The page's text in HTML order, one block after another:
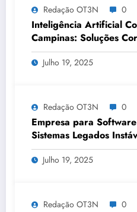
Redação OT3N 0
Inteligência Artificial
Campinas: Soluções
OT3N Brasil – Guia
Julho 19, 2025
Redação OT3N 0
Empresa para
Sistemas Legados
Horizonte | OT3N
Julho 19, 2025
Redação OT3N 0